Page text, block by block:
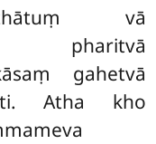
vā
pharitvā
gahetvā
Atha kho